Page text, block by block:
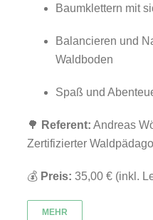
Baumklettern mit
Balancieren und
Waldboden
Spaß und
🌳 Referent: Andreas
Zertifizierter
💰 Preis: 35,00 € (inkl.
MEHR